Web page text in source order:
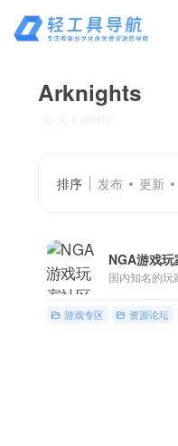
Arknights
排序 发布 更新
NGA游戏
游戏专区 资源论坛